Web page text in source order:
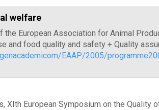
welfare
the European Association for Animal
and food quality and safety + Quality
EAAP/2005/
XIth European Symposium on the Quality